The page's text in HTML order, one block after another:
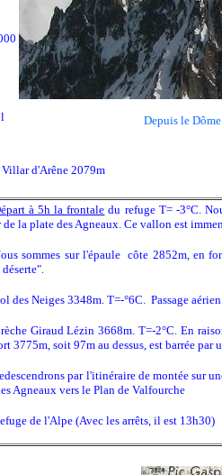
Depuis le
Villar d'Arêne 2079m
à 5h la frontale du refuge T= -3°C.
la plate des Agneaux. Ce vallon est
sommes sur l'épaule côte 2852m, en
déserte".
des Neiges 3348m. T=-°6C. Passage
Giraud Lézin 3668m. T=-2°C. En
3775m, soit 97m au dessus, est barrée
par l'itinéraire de montée sur
Agneaux vers le Plan de Valfourche
de l'Alpe (Avec les arrêts, il est 13h30)